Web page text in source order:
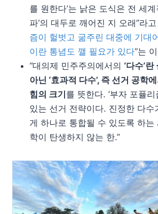
를 원한다’는 낡은 도식은 전 세계
파’의 대두로 깨어진 지 오래”라
즘이 헐벗고 굶주린 대중에 기대
이란 통념도 깰 필요가 있다”는
“대의제 민주주의에서의 ‘다수’
아닌 ‘효과적 다수’, 즉 선거 공학
힘의 크기를 뜻한다. ‘부자 포퓰리
있는 선거 전략이다. 진정한 다수
게 하나로 통합될 수 있도록 하는
학이 탄생하지 않는 한.”